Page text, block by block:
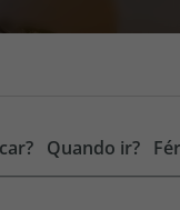
Quando ir?